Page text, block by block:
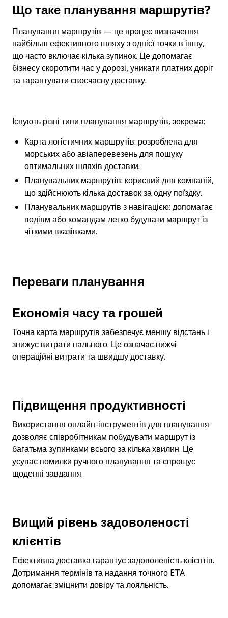
Що таке планування маршрутів?
Планування маршрутів — це процес визначення
найбільш ефективного шляху з однієї точки в іншу,
що часто включає кілька зупинок. Це допомагає
бізнесу скоротити час у дорозі, уникати платних доріг
та гарантувати своєчасну доставку.
Існують різні типи планування маршрутів, зокрема:
Карта логістичних маршрутів: розроблена для
морських або авіаперевезень для пошуку
оптимальних шляхів доставки.
Планувальник маршрутів: корисний для компаній,
що здійснюють кілька доставок за одну поїздку.
Планувальник маршрутів з навігацією: допомагає
водіям або командам легко будувати маршрут із
чіткими вказівками.
Переваги планування
Економія часу та грошей
Точна карта маршрутів забезпечує меншу відстань і
знижує витрати пального. Це означає нижчі
операційні витрати та швидшу доставку.
Підвищення продуктивності
Використання онлайн-інструментів для планування
дозволяє співробітникам побудувати маршрут із
багатьма зупинками всього за кілька хвилин. Це
усуває помилки ручного планування та спрощує
щоденні завдання.
Вищий рівень задоволеності
клієнтів
Ефективна доставка гарантує задоволеність клієнтів.
Дотримання термінів та надання точного ETA
допомагає зміцнити довіру та лояльність.